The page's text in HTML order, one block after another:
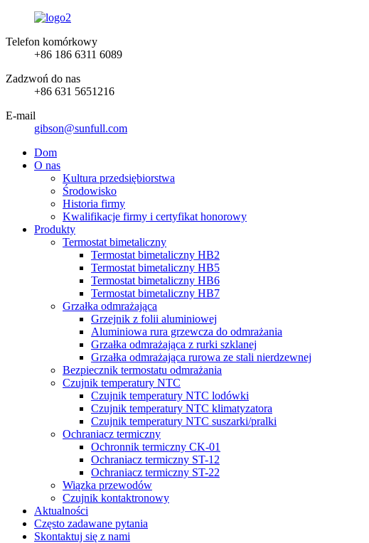
Telefon komórkowy
+86 186 6311 6089
Zadzwoń do nas
+86 631 5651216
E-mail
gibson@sunfull.com
Dom
O nas
Kultura przedsiębiorstwa
Środowisko
Historia firmy
Kwalifikacje firmy i certyfikat honorowy
Produkty
Termostat bimetaliczny
Termostat bimetaliczny HB2
Termostat bimetaliczny HB5
Termostat bimetaliczny HB6
Termostat bimetaliczny HB7
Grzałka odmrażająca
Grzejnik z folii aluminiowej
Aluminiowa rura grzewcza do odmrażania
Grzałka odmrażająca z rurki szklanej
Grzałka odmrażająca rurowa ze stali nierdzewnej
Bezpiecznik termostatu odmrażania
Czujnik temperatury NTC
Czujnik temperatury NTC lodówki
Czujnik temperatury NTC klimatyzatora
Czujnik temperatury NTC suszarki/pralki
Ochraniacz termiczny
Ochronnik termiczny CK-01
Ochraniacz termiczny ST-12
Ochraniacz termiczny ST-22
Wiązka przewodów
Czujnik kontaktronowy
Aktualności
Często zadawane pytania
Skontaktuj się z nami